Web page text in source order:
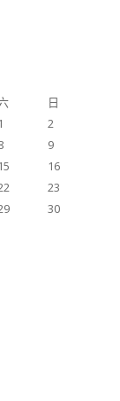
日
1
2
9
15
16
23
30